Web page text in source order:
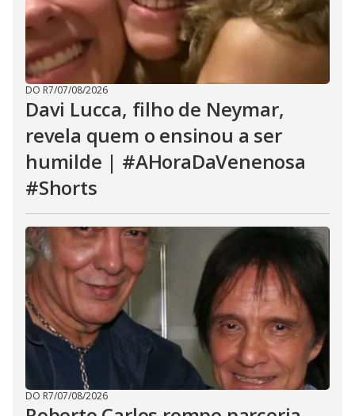
DO R7/07/08/2026
Davi Lucca, filho de Neymar,
revela quem o ensinou a ser
humilde | #AHoraDaVenenosa
#Shorts
DO R7/07/08/2026